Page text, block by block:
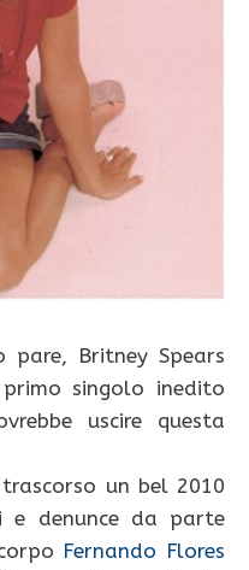
pare, Britney Spears
singolo inedito
uscire questa
un bel 2010
e denunce da parte
Fernando Flores